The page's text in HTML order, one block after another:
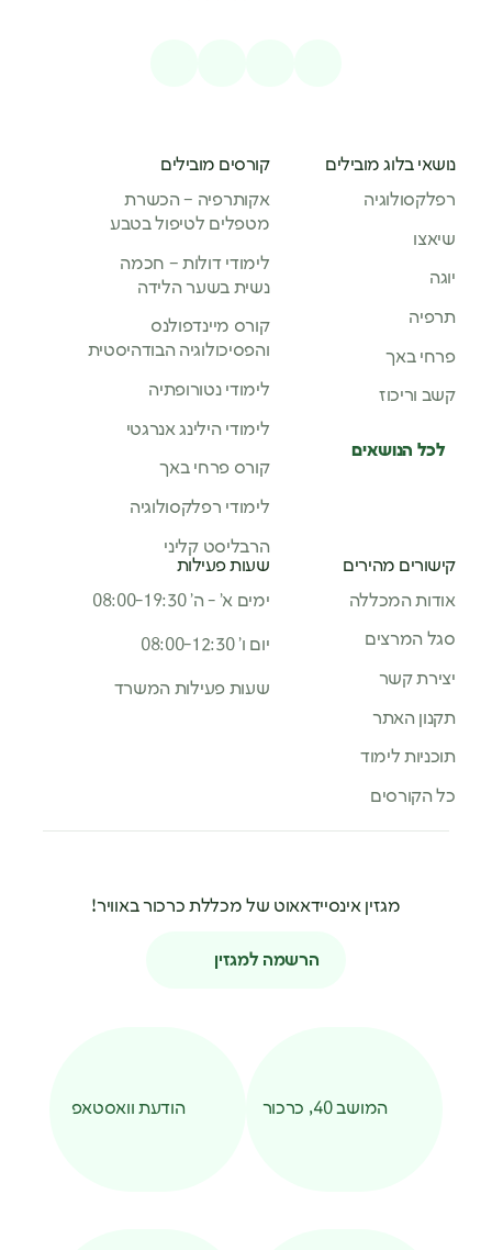
נושאי בלוג מובילים
רפלקסולוגיה
שיאצו
יוגה
תרפיה
פרחי באך
קשב וריכוז
לכל הנושאים
קורסים מובילים
אקותרפיה – הכשרת
מטפלים לטיפול בטבע
לימודי דולות – חכמה
נשית בשער הלידה
קורס מיינדפולנס
והפסיכולוגיה הבודהיסטית
לימודי נטורופתיה
לימודי הילינג אנרגטי
קורס פרחי באך
לימודי רפלקסולוגיה
הרבליסט קליני
קישורים מהירים
אודות המכללה
סגל המרצים
יצירת קשר
תקנון האתר
תוכניות לימוד
כל הקורסים
שעות פעילות
ימים א’ - ה’ 08:00-19:30
יום ו’ 08:00-12:30
שעות פעילות המשרד
מגזין אינסיידאאוט של מכללת כרכור באוויר!
הרשמה למגזין
המושב 40, כרכור הודעת וואסטאפ